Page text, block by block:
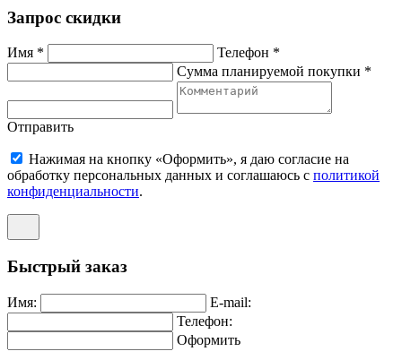
Запрос скидки
Имя *
Телефон *
Сумма планируемой покупки *
Отправить
Нажимая на кнопку «Оформить», я даю согласие на
обработку персональных данных и соглашаюсь c политикой
конфиденциальности.
Быстрый заказ
Имя:
E-mail:
Телефон:
Оформить